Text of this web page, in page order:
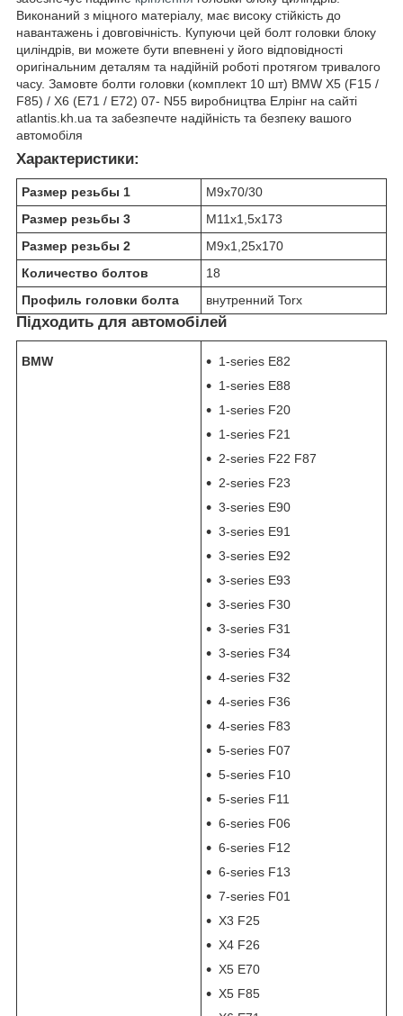
Виконаний з міцного матеріалу, має високу стійкість до
навантажень і довговічність. Купуючи цей болт головки блоку
циліндрів, ви можете бути впевнені у його відповідності
оригінальним деталям та надійній роботі протягом тривалого
часу. Замовте болти головки (комплект 10 шт) BMW X5 (F15 /
F85) / X6 (E71 / E72) 07- N55 виробництва Елрінг на сайті
atlantis.kh.ua та забезпечте надійність та безпеку вашого
автомобіля
Характеристики:
Размер резьбы 1
M9x70/30
Размер резьбы 3
M11x1,5x173
Размер резьбы 2
M9x1,25x170
Количество болтов
18
Профиль головки болта
внутренний Torx
Підходить для автомобілей
BMW
1-series E82
1-series E88
1-series F20
1-series F21
2-series F22 F87
2-series F23
3-series E90
3-series E91
3-series E92
3-series E93
3-series F30
3-series F31
3-series F34
4-series F32
4-series F36
4-series F83
5-series F07
5-series F10
5-series F11
6-series F06
6-series F12
6-series F13
7-series F01
X3 F25
X4 F26
X5 E70
X5 F85